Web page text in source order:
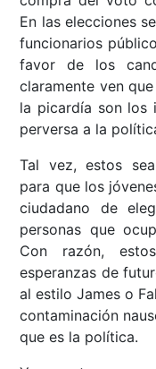
En las elecciones
funcionarios
favor de los
claramente ven
la picardía son los
perversa a la
Tal vez, estos
para que los
ciudadano de
personas que
Con razón,
esperanzas de
al estilo James o
contaminación
que es la política.